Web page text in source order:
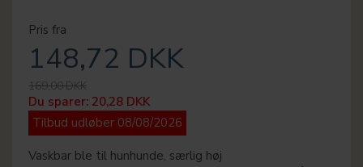
Pris fra
148,72 DKK
169,00 DKK
Du sparer: 20,28 DKK
Tilbud udløber 08/08/2026
Vaskbar ble til hunhunde, særlig høj